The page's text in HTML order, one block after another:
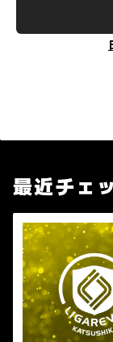
最近チェ